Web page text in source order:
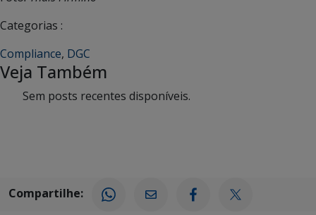
Categorias :
Compliance, DGC
Veja Também
Sem posts recentes disponíveis.
Compartilhe: